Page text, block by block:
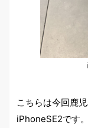
こちらは今回鹿
iPhoneSE2です